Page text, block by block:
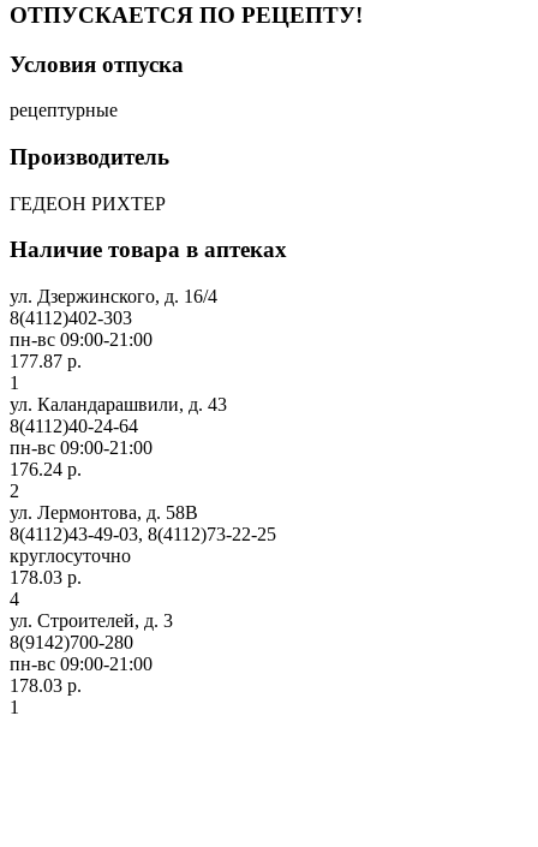
ОТПУСКАЕТСЯ ПО РЕЦЕПТУ!
Условия отпуска
рецептурные
Производитель
ГЕДЕОН РИХТЕР
Наличие товара в аптеках
ул. Дзержинского, д. 16/4
8(4112)402-303
пн-вс 09:00-21:00
177.87 р.
1
ул. Каландарашвили, д. 43
8(4112)40-24-64
пн-вс 09:00-21:00
176.24 р.
2
ул. Лермонтова, д. 58В
8(4112)43-49-03, 8(4112)73-22-25
круглосуточно
178.03 р.
4
ул. Строителей, д. 3
8(9142)700-280
пн-вс 09:00-21:00
178.03 р.
1